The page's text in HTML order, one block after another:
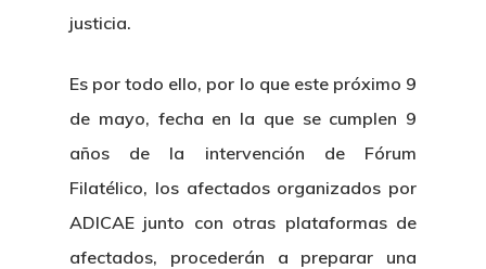
justicia.
Es por todo ello, por lo que este próximo 9
de mayo, fecha en la que se cumplen 9
años de la intervención de Fórum
Filatélico, los afectados organizados por
ADICAE junto con otras plataformas de
afectados, procederán a preparar una